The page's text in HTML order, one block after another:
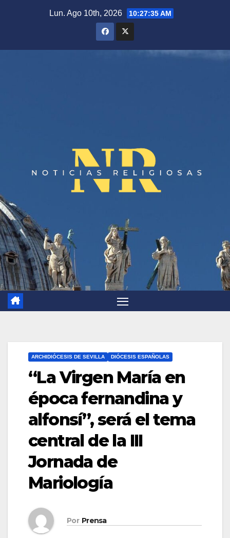
Lun. Ago 10th, 2026 10:27:35 AM
ARCHIDIÓCESIS DE SEVILLA DIÓCESIS ESPAÑOLAS
“La Virgen María en
época fernandina y
alfonsí”, será el tema
central de la III
Jornada de
Mariología
Por Prensa